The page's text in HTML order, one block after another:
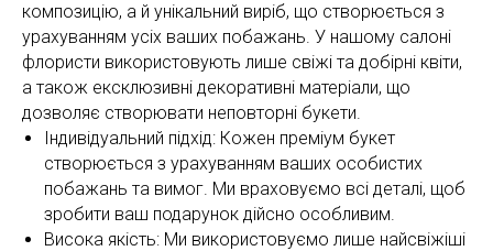
композицію, а й унікальний виріб, що створюється з
урахуванням усіх ваших побажань. У нашому салоні
флористи використовують лише свіжі та добірні квіти,
а також ексклюзивні декоративні матеріали, що
дозволяє створювати неповторні букети.
Індивідуальний підхід: Кожен преміум букет
створюється з урахуванням ваших особистих
побажань та вимог. Ми враховуємо всі деталі, щоб
зробити ваш подарунок дійсно особливим.
Висока якість: Ми використовуємо лише найсвіжіші